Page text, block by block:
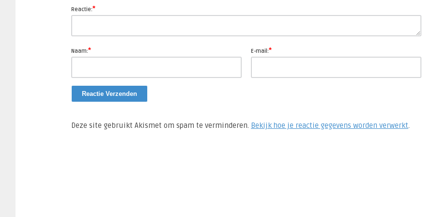
Reactie:*
Naam:* E-mail:*
Deze site gebruikt Akismet om spam te verminderen. Bekijk hoe je reactie gegevens worden verwerkt.